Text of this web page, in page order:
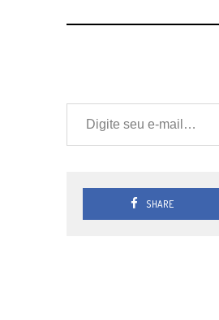
Digite seu e-mail…
SHARE